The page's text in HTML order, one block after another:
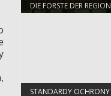
DIE FORSTE DER REGION
STANDARDY OCHRONY